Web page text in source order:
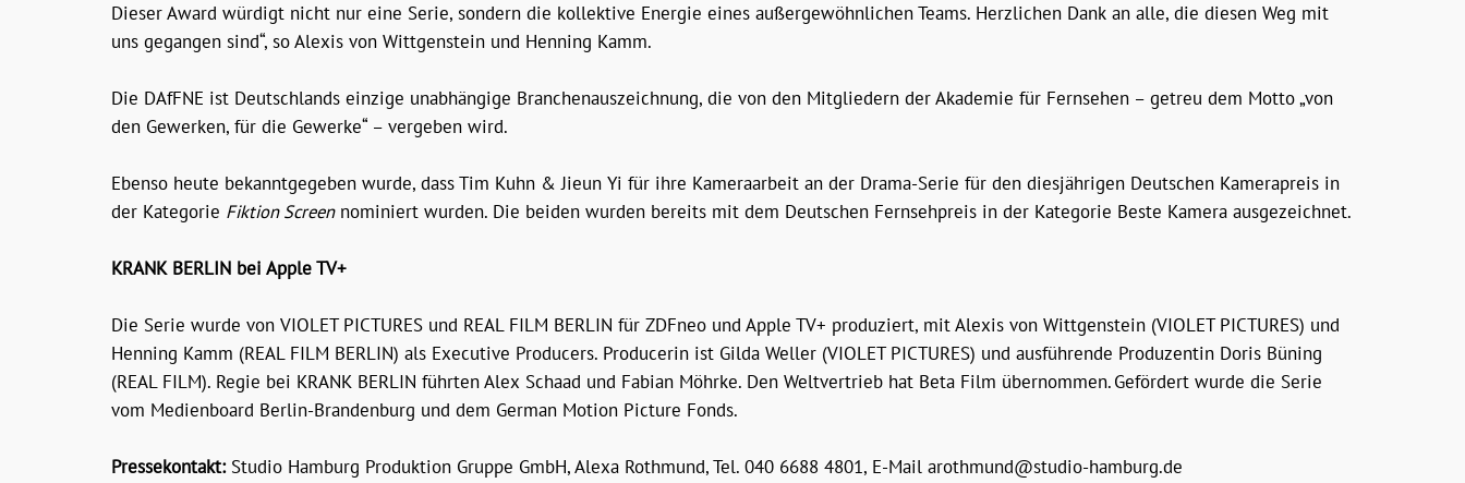
Dieser Award würdigt nicht nur eine Serie, sondern die kollektive Energie eines außergewöhnlichen Teams. Herzlichen Dank an alle, die diesen Weg mit
uns gegangen sind“, so Alexis von Wittgenstein und Henning Kamm.
Die DAfFNE ist Deutschlands einzige unabhängige Branchenauszeichnung, die von den Mitgliedern der Akademie für Fernsehen – getreu dem Motto „von
den Gewerken, für die Gewerke“ – vergeben wird.
Ebenso heute bekanntgegeben wurde, dass Tim Kuhn & Jieun Yi für ihre Kameraarbeit an der Drama-Serie für den diesjährigen Deutschen Kamerapreis in
der Kategorie Fiktion Screennominiert wurden. Die beiden wurden bereits mit dem Deutschen Fernsehpreis in der Kategorie Beste Kamera ausgezeichnet.
KRANK BERLIN bei Apple TV+
Die Serie wurde von VIOLET PICTURES und REAL FILM BERLIN für ZDFneo und Apple TV+ produziert, mit Alexis von Wittgenstein (VIOLET PICTURES) und
Henning Kamm (REAL FILM BERLIN) als Executive Producers. Producerin ist Gilda Weller (VIOLET PICTURES) und ausführende Produzentin Doris Büning
(REAL FILM). Regie bei KRANK BERLIN führten Alex Schaad und Fabian Möhrke. Den Weltvertrieb hat Beta Film übernommen. Gefördert wurde die Serie
vom Medienboard Berlin-Brandenburg und dem German Motion Picture Fonds.
Pressekontakt:Studio Hamburg Produktion Gruppe GmbH, Alexa Rothmund, Tel. 040 6688 4801, E-Mail arothmund@studio-hamburg.de